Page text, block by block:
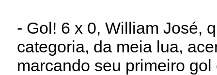
- Gol! 6 x 0, William José,
categoria, da meia lua,
marcando seu primeiro